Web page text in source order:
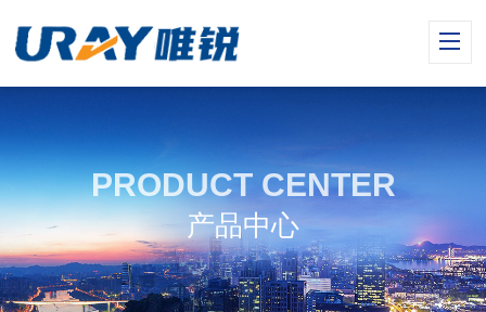
PRODUCT CENTER
产品中心